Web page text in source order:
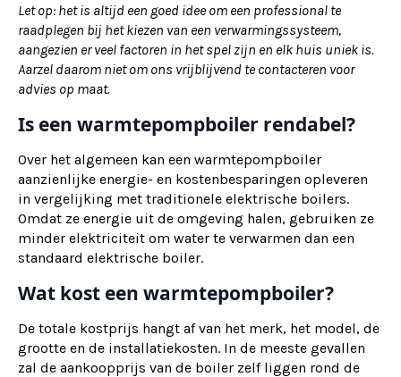
Let op: het is altijd een goed idee om een professional te
raadplegen bij het kiezen van een verwarmingssysteem,
aangezien er veel factoren in het spel zijn en elk huis uniek is.
Aarzel daarom niet om ons vrijblijvend te contacteren voor
advies op maat.
Is een warmtepompboiler rendabel?
Over het algemeen kan een warmtepompboiler
aanzienlijke energie- en kostenbesparingen opleveren
in vergelijking met traditionele elektrische boilers.
Omdat ze energie uit de omgeving halen, gebruiken ze
minder elektriciteit om water te verwarmen dan een
standaard elektrische boiler.
Wat kost een warmtepompboiler?
De totale kostprijs hangt af van het merk, het model, de
grootte en de installatiekosten. In de meeste gevallen
zal de aankoopprijs van de boiler zelf liggen rond de